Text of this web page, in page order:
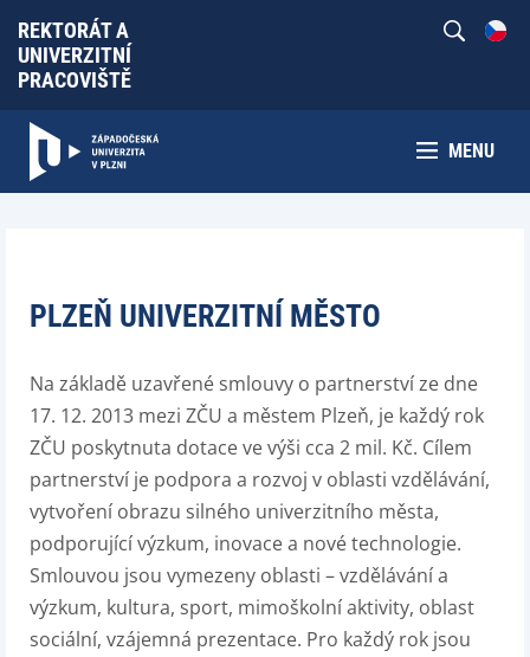
REKTORÁT A
UNIVERZITNÍ
PRACOVIŠTĚ
MENU
PLZEŇ UNIVERZITNÍ MĚSTO
Na základě uzavřené smlouvy o partnerství ze dne
17. 12. 2013 mezi ZČU a městem Plzeň, je každý rok
ZČU poskytnuta dotace ve výši cca 2 mil. Kč. Cílem
partnerství je podpora a rozvoj v oblasti vzdělávání,
vytvoření obrazu silného univerzitního města,
podporující výzkum, inovace a nové technologie.
Smlouvou jsou vymezeny oblasti – vzdělávání a
výzkum, kultura, sport, mimoškolní aktivity, oblast
sociální, vzájemná prezentace. Pro každý rok jsou